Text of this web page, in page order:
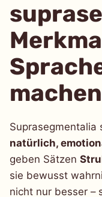
machen
Suprasegmentalia
natürlich,
geben Sätzen
sie bewusst
nicht nur besser –